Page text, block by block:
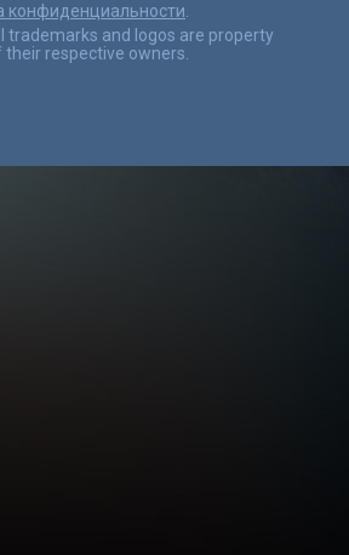
конфиденциальности
trademarks and logos are property
their respective owners.